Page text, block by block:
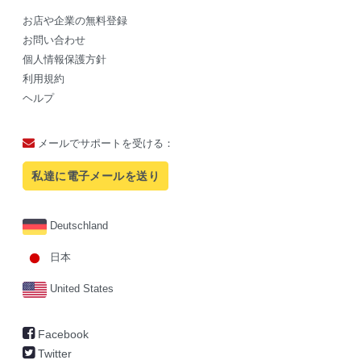
お店や企業の無料登録
お問い合わせ
個人情報保護方針
利用規約
ヘルプ
メールでサポートを受ける：
私達に電子メールを送り
Deutschland
日本
United States
Facebook
Twitter